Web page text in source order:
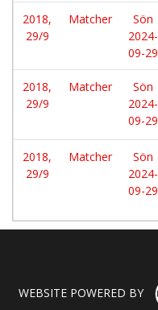
2018,
29/9
Matcher
Sön
2024-
09-29
2018,
29/9
Matcher
Sön
2024-
09-29
2018,
29/9
Matcher
Sön
2024-
09-29
WEBSITE POWERED BY